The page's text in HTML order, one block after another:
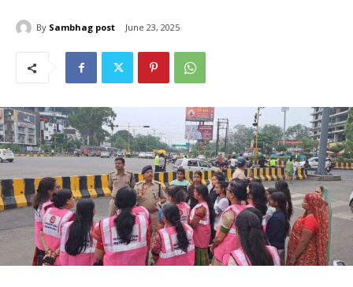
By Sambhag post June 23, 2025